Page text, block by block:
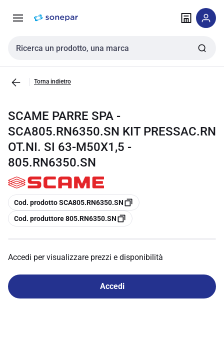
navigazione alla
Cerca input
Torna indietro
SCAME PARRE SPA -
SCA805.RN6350.SN KIT PRESSAC.RN
OT.NI. SI 63-M50X1,5 -
805.RN6350.SN
copia
Cod. prodotto SCA805.RN6350.SN
copia
Cod. produttore 805.RN6350.SN
Accedi per visualizzare prezzi e disponibilità
Accedi